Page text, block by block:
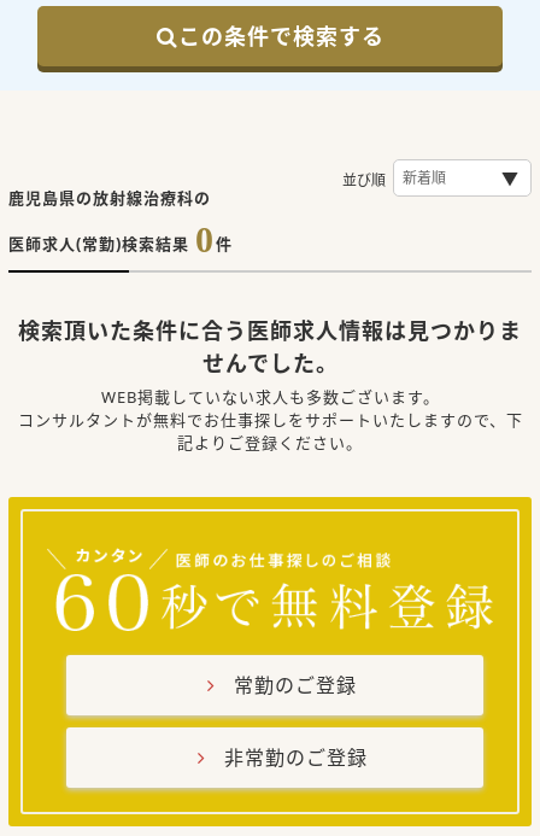
この条件で検索する
鹿児島県の放射線治療科の
医師求人(常勤)検索結果 0件
並び順
検索頂いた条件に合う医師求人情報は見つかりま
せんでした。
WEB掲載していない求人も多数ございます。
コンサルタントが無料でお仕事探しをサポートいたしますので、下
記よりご登録ください。
常勤のご登録
非常勤のご登録